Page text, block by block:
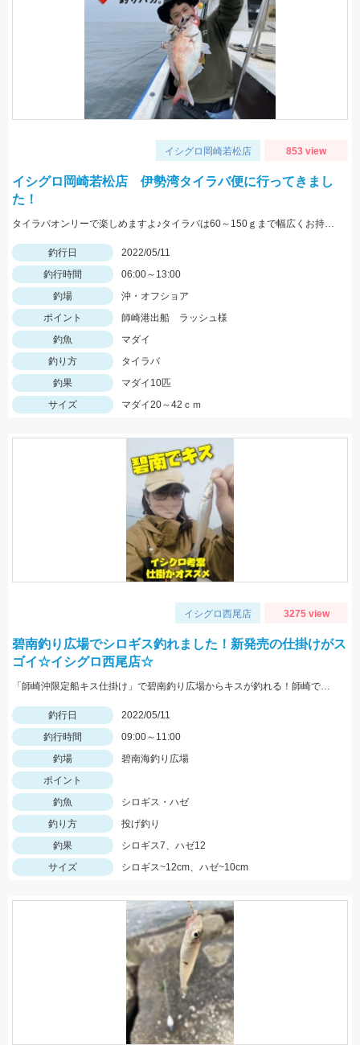
イシグロ岡崎若松店 853 view
イシグロ岡崎若松店 伊勢湾タイラバ便に行ってきまし
た！
タイラバオンリーで楽しめますよ♪タイラバは60～150ｇまで幅広くお持ちください！ タイラバはタングステン製のものが船長もおすすめしていました♪
釣行日
2022/05/11
釣行時間
06:00～13:00
釣場
沖・オフショア
ポイント
師崎港出船 ラッシュ様
釣魚
マダイ
釣り方
タイラバ
釣果
マダイ10匹
サイズ
マダイ20～42ｃｍ
イシグロ西尾店 3275 view
碧南釣り広場でシロギス釣れました！新発売の仕掛けがス
ゴイ☆イシグロ西尾店☆
「師崎沖限定船キス仕掛け」で碧南釣り広場からキスが釣れる！師崎でも船でもないけどとっても使いやすい！
釣行日
2022/05/11
釣行時間
09:00～11:00
釣場
碧南海釣り広場
ポイント
釣魚
シロギス・ハゼ
釣り方
投げ釣り
釣果
シロギス7、ハゼ12
サイズ
シロギス~12cm、ハゼ~10cm